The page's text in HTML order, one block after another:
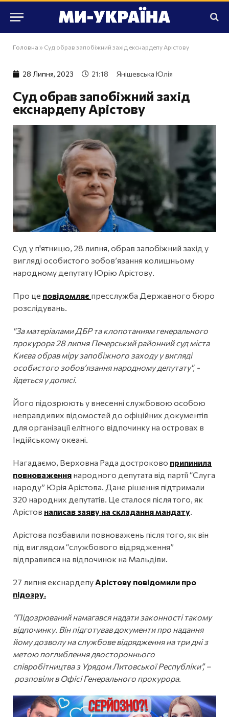
Головна » Суд обрав запобіжний захід екснардепу Арістову
28 Липня, 2023 21:18 Янішевська Юлія
Суд обрав запобіжний захід
екснардепу Арістову
Суд у п'ятницю, 28 липня, обрав запобіжний захід у
вигляді особистого зобов’язання колишньому
народному депутату Юрію Арістову.
Про це повідомляє пресслужба Державного бюро
розслідувань.
"За матеріалами ДБР та клопотанням генерального
прокурора 28 липня Печерський районний суд міста
Києва обрав міру запобіжного заходу у вигляді
особистого зобов’язання народному депутату", -
йдеться у дописі.
Його підозрюють у внесенні службовою особою
неправдивих відомостей до офіційних документів
для організації елітного відпочинку на островах в
Індійському океані.
Нагадаємо, Верховна Рада достроково припинила
повноваження народного депутата від партії “Слуга
народу” Юрія Арістова. Дане рішення підтримали
320 народних депутатів. Це сталося після того, як
Арістов написав заяву на складання мандату
Арістова позбавили повноважень після того, як він
під виглядом “службового відрядження”
відправився на відпочинок на Мальдіви.
27 липня екснардепу Арістову повідомили про
підозру.
“Підозрюваний намагався надати законності такому
відпочинку. Він підготував документи про надання
йому дозволу на службове відрядження на три дні з
метою поглиблення двостороннього
співробітництва з Урядом Литовської Республіки”, –
розповіли в Офісі Генерального прокурора.